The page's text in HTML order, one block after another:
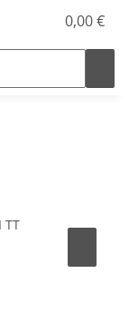
0,00 €